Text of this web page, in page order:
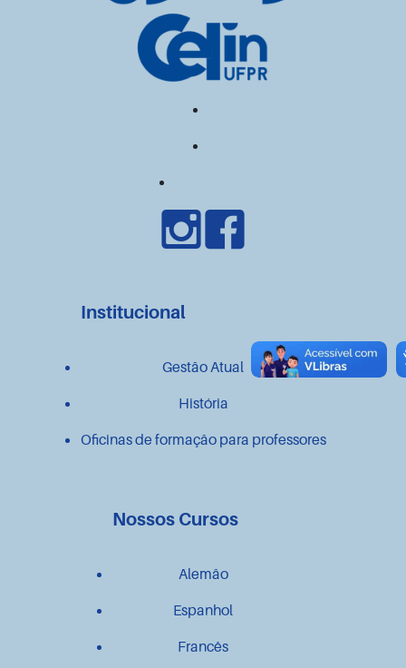
Institucional
Gestão Atual
História
Oficinas de formação para professores
Nossos Cursos
Alemão
Espanhol
Francês